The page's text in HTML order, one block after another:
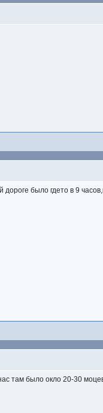
было гдето в 9
там было окло 20-30